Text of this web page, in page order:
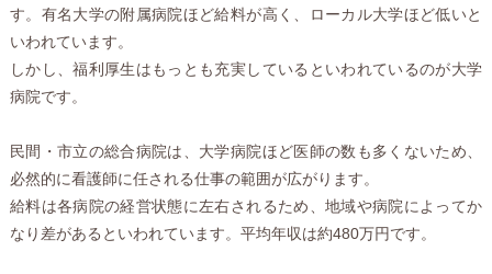
す。有名大学の附属病院ほど給料が高く、ローカル大学ほど低いと
いわれています。
しかし、福利厚生はもっとも充実しているといわれているのが大学
病院です。
民間・市立の総合病院は、大学病院ほど医師の数も多くないため、
必然的に看護師に任される仕事の範囲が広がります。
給料は各病院の経営状態に左右されるため、地域や病院によってか
なり差があるといわれています。平均年収は約480万円です。